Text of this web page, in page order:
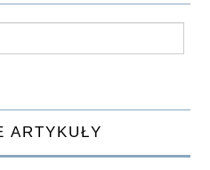
ARTYKUŁY